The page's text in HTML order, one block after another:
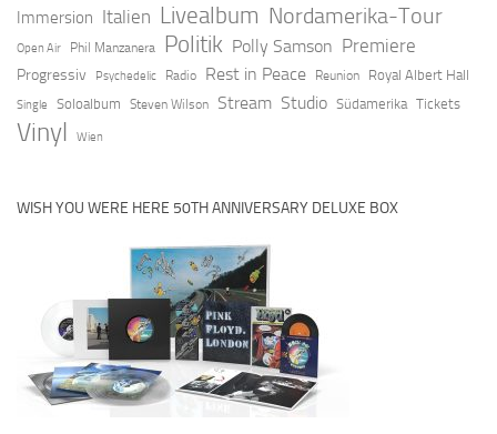
Immersion Italien Livealbum Nordamerika-Tour
Open Air Phil Manzanera Politik Polly Samson Premiere
Progressiv Psychedelic Radio Rest in Peace Reunion Royal Albert Hall
Single Soloalbum Steven Wilson Stream Studio Südamerika Tickets
Vinyl Wien
WISH YOU WERE HERE 50TH ANNIVERSARY DELUXE BOX